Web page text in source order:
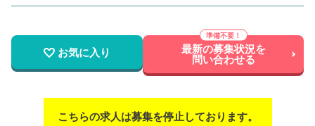
お気に入り 最新の募集状況を
問い合わせる
こちらの求人は募集を停止しております。